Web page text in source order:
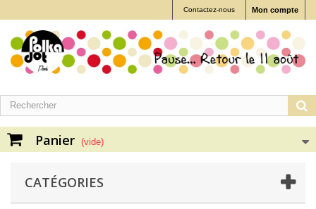
Mon compte
Contactez-nous
Panier (vide)
CATÉGORIES